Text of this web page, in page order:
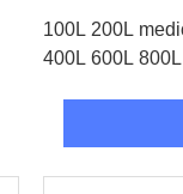
100L 200L
400L 600L 800L